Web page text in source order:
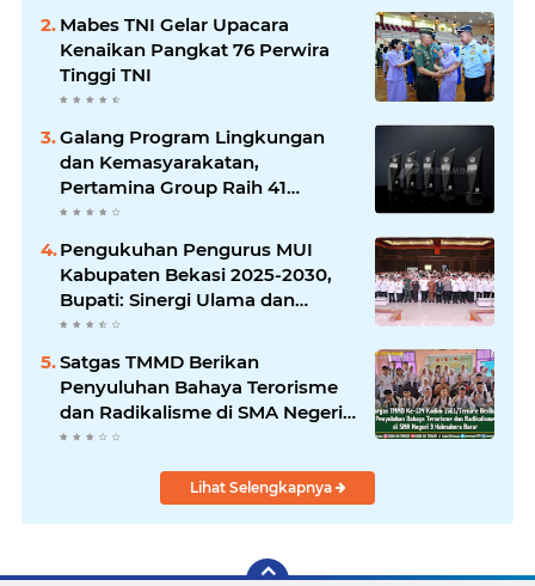
Nobar Final Piala Dunia 2026
Mabes TNI Gelar Upacara
Kenaikan Pangkat 76 Perwira
Tinggi TNI
Galang Program Lingkungan
dan Kemasyarakatan,
Pertamina Group Raih 41
Penghargaan CSR & ESG
Pengukuhan Pengurus MUI
Kabupaten Bekasi 2025-2030,
Bupati: Sinergi Ulama dan
Umara Sangat Diperlukan
Satgas TMMD Berikan
Penyuluhan Bahaya Terorisme
dan Radikalisme di SMA Negeri
3 Halmahera Barat
Lihat Selengkapnya